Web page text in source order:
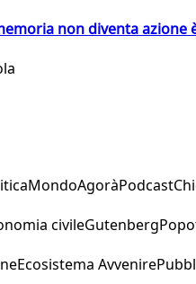
non diventa azione
MondoAgoràPodcast
civileGutenberg
Ecosistema Avvenire